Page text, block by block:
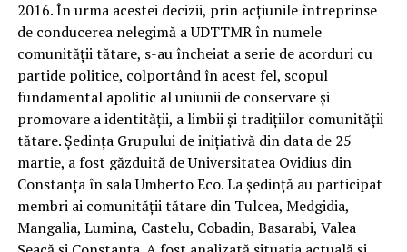
2016. În urma acestei decizii, prin acţiunile întreprinse
de conducerea nelegimă a UDTTMR în numele
comunităţii tătare, s-au încheiat a serie de acorduri cu
partide politice, colportând în acest fel, scopul
fundamental apolitic al uniunii de conservare şi
promovare a identităţii, a limbii şi tradiţiilor comunităţii
tătare. Şedinţa Grupului de iniţiativă din data de 25
martie, a fost găzduită de Universitatea Ovidius din
Constanţa în sala Umberto Eco. La şedinţă au participat
membri ai comunităţii tătare din Tulcea, Medgidia,
Mangalia, Lumina, Castelu, Cobadin, Basarabi, Valea